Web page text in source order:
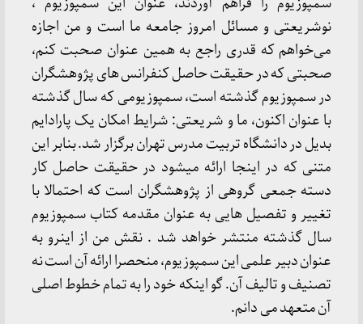
نوشریعتی و مسائل امروز جامعه ما است و من اجازه
می‌خواهم که قدری راجع به همین عنوان صحبت کنم،
صحبتی که در حقیقت حاصل کنفرانس های پژوهشگران
در سمپوزیوم گذشته است، سمپوزیومی که سال گذشته
با عنوان اکنون، ما و شریعتی: شرایط امکان یک پارادایم
بدیل در دانشگاه تربیت مدرس تهران برگزار شد. بنابر این
متنی که در اینجا ارائه میشود در حقیقت حاصل کار
دسته جمعی گروهی از پژوهشگران است که احتمالا با
تغییر و تفصیل هایی به عنوان مقدمه کتاب سمپوزیوم
سال گذشته منتشر خواهد شد . نقش من از اینرو به
عنوان دبیر علمی این سمپوزیوم، منحصرا ارائه آن است نه
تصنیف و تالیف آن. گو اینکه خود را به تمام خطوط اصلی
آن متعهد می دانم.